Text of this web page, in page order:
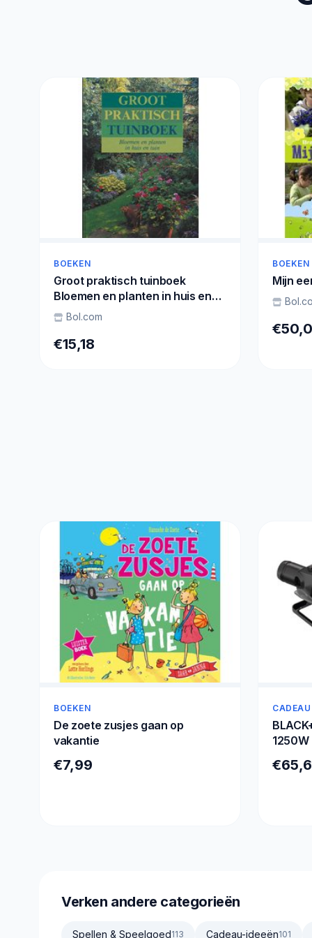
BOEKEN
Groot praktisch tuinboek
Bloemen en planten in huis en
tuinBol.com
€15,18
BOEKEN
Mijn
BOEKEN
De zoete zusjes gaan op
vakantie
€7,99
1250W
Verken andere categorieën
Spellen & Speelgoed113 Cadeau-ideeën101